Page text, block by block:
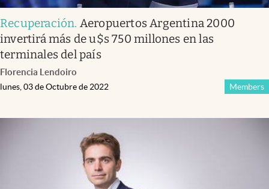
Recuperación. Aeropuertos Argentina 2000
invertirá más de u$s 750 millones en las
terminales del país
Florencia Lendoiro
Members
lunes, 03 de Octubre de 2022